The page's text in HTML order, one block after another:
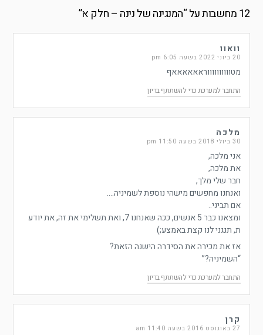
12 מחשבות על “ המנגינה של נינה – חלק א”
וואוו
20 ביוני 2022 בשעה 6:05 pm
מטווווווווווראאאאאאף
התחבר למערכת כדי להשתתף בדיון
מלכה
30 ביולי 2018 בשעה 11:50 pm
אני מלכה,
את מלכה,
חבר שלי מלך,
ואנחנו מחפשים מישהי נוספת לשמיניה….
אם תביני..
ומצאנו כבר 5 אנשים, ככה שאנחנו 7, ואת תשלימי את זה, את יודע
ת, תנגני לנו קצת באמצע;)
אז את מכירה את הסידרה הישנה הזאת?
“השמיניה?”
התחבר למערכת כדי להשתתף בדיון
קרן
27 באוגוסט 2016 בשעה 11:40 am